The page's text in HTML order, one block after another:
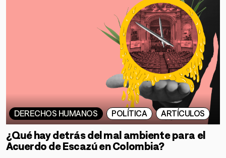
DERECHOS HUMANOS POLÍTICA ARTÍCULOS
¿Qué hay detrás del mal ambiente para el
Acuerdo de Escazú en Colombia?